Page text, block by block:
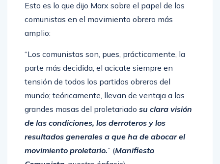
Esto es lo que dijo Marx sobre el papel de los
comunistas en el movimiento obrero más
amplio:
“Los comunistas son, pues, prácticamente, la
parte más decidida, el acicate siempre en
tensión de todos los partidos obreros del
mundo; teóricamente, llevan de ventaja a las
grandes masas del proletariado su clara visión
de las condiciones, los derroteros y los
resultados generales a que ha de abocar el
movimiento proletario.” (Manifiesto